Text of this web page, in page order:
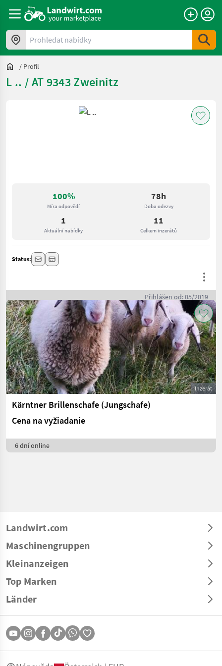
Prohledat nabídky
/ Profil
L .. / AT 9343 Zweinitz
100%
Míra odpovědí
78h
Doba odezvy
1
Aktuální nabídky
11
Celkem inzerátů
Status:
Přihlášen od: 05/2019
Inzerát
Kärntner Brillenschafe (Jungschafe)
Cena na vyžiadanie
6 dní online
Landwirt.com
Maschinengruppen
Kleinanzeigen
Top Marken
Länder